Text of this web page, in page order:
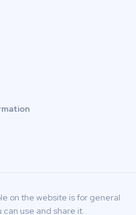
on the website is for general
can use and share it.